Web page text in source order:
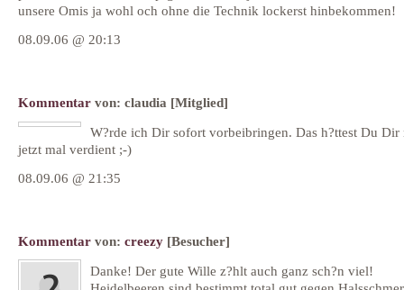
unsere Omis ja wohl och ohne die Technik lockerst hinbekommen!
08.09.06 @ 20:13
Kommentar von: claudia [Mitglied]
W?rde ich Dir sofort vorbeibringen. Das h?ttest Du Dir
jetzt mal verdient ;-)
08.09.06 @ 21:35
Kommentar von: creezy [Besucher]
Danke! Der gute Wille z?hlt auch ganz sch?n viel!